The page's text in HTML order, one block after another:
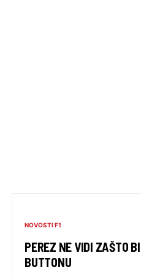
NOVOSTI F1
PEREZ NE VIDI ZAŠTO
BUTTONU